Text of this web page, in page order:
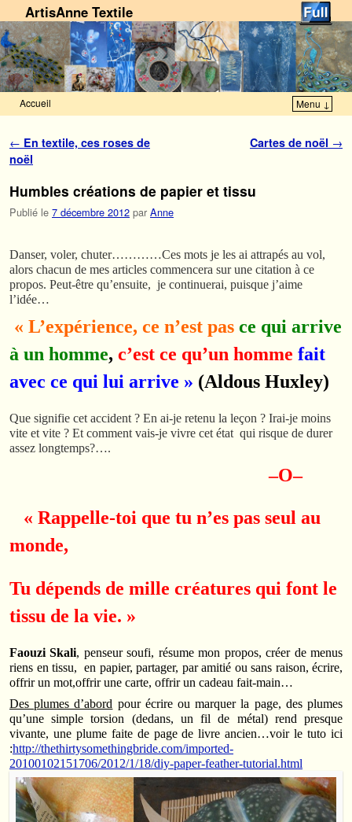
ArtisAnne Textile
Accueil Menu ↓
Navigation des articles
← En textile, ces roses de
noël
Cartes de noël →
Humbles créations de papier et tissu
Publié le 7 décembre 2012 par Anne
Danser, voler, chuter…………Ces mots je les ai attrapés au vol,
alors chacun de mes articles commencera sur une citation à ce
propos. Peut-être qu’ensuite, je continuerai, puisque j’aime
l’idée…
« L’expérience, ce n’est pas ce qui arrive
à un homme, c’est ce qu’un homme fait
avec ce qui lui arrive » (Aldous Huxley)
Que signifie cet accident ? En ai-je retenu la leçon ? Irai-je moins
vite et vite ? Et comment vais-je vivre cet état qui risque de durer
assez longtemps?….
–O–
« Rappelle-toi que tu n’es pas seul au
monde,
Tu dépends de mille créatures qui font le
tissu de la vie. »
Faouzi Skali, penseur soufi, résume mon propos, créer de menus
riens en tissu, en papier, partager, par amitié ou sans raison, écrire,
offrir un mot,offrir une carte, offrir un cadeau fait-main…
Des plumes d’abord pour écrire ou marquer la page, des plumes
qu’une simple torsion (dedans, un fil de métal) rend presque
vivante, une plume faite de page de livre ancien…voir le tuto ici
:http://thethirtysomethingbride.com/imported-
20100102151706/2012/1/18/diy-paper-feather-tutorial.html